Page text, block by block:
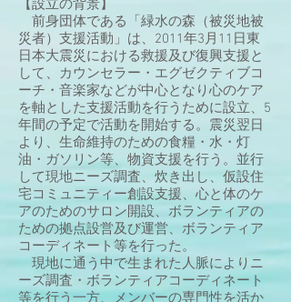
【設立の背景】
前身団体である「緑水の森（被災地被
災者）支援活動」は、2011年3月11日東
日本大震災における救援及び復興支援と
して、カウンセラー・エグゼクティブコ
ーチ・音楽家などが中心となり心のケア
を軸とした支援活動を行うために設立、5
年間の予定で活動を開始する。震災翌日
より、生命維持のための食糧・水・灯
油・ガソリン等、物資支援を行う。並行
して現地ニーズ調査、炊き出し、仮設住
宅コミュニティー創設支援、心と体のケ
アのためのサロン開設、ボランティアの
ための拠点設営及び運営、ボランティア
コーディネート等を行った。
現地に通う中で生まれた人脈によりニ
ーズ調査・ボランティアコーディネート
等を行う一方、メンバーの専門性を活か